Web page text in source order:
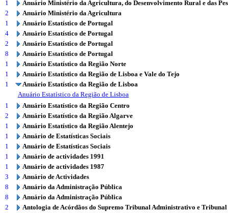
1
Anuário Ministério da Agricultura, do Desenvolvimento Rural e das
2
Anuário Ministério da Agricultura
1
Anuário Estatístico de Portugal
4
Anuário Estatístico de Portugal
2
Anuário Estatístico de Portugal
8
Anuário Estatístico de Portugal
1
Anuário Estatístico da Região Norte
1
Anuário Estatístico da Região de Lisboa e Vale do Tejo
1
Anuário Estatístico da Região de Lisboa
Anuário Estatístico da Região de Lisboa
1
Anuário Estatístico da Região Centro
2
Anuário Estatístico da Região Algarve
1
Anuário Estatístico da Região Alentejo
1
Anuário de Estatísticas Sociais
1
Anuário de Estatísticas Sociais
1
Anuário de actividades 1991
1
Anuário de actividades 1987
3
Anuário de Actividades
8
Anuário da Administração Pública
8
Anuário da Administração Pública
2
Antologia de Acórdãos do Supremo Tribunal Administrativo e